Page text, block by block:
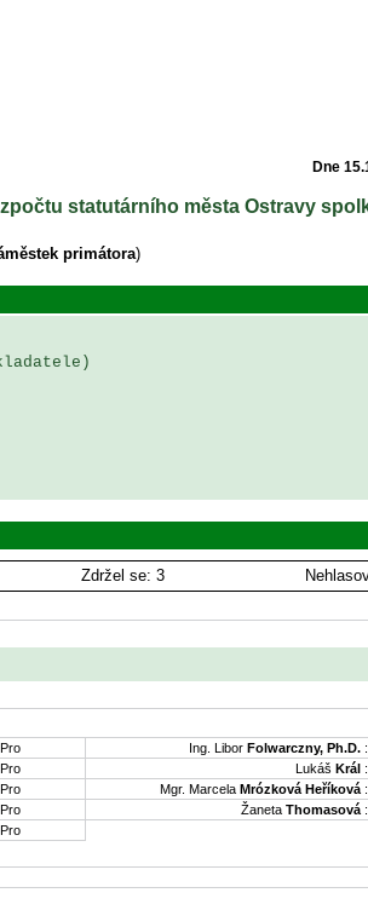
Dne
statutárního města Ostravy
primátora)
Zdržel se: 3
Pro Ing. Libor Folwarczny, Ph.D. :
Pro Lukáš Král :
Pro Mgr. Marcela Mrózková Heříková :
Pro Žaneta Thomasová :
Pro